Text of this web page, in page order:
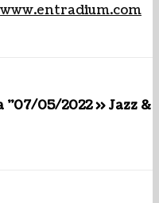
www.entradium.com
05/2022 >> Jazz &